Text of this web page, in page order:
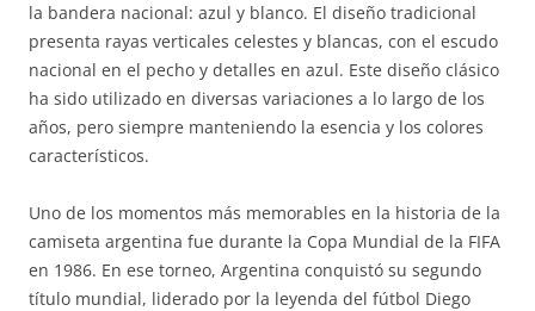
la bandera nacional: azul y blanco. El diseño tradicional
presenta rayas verticales celestes y blancas, con el escudo
nacional en el pecho y detalles en azul. Este diseño clásico
ha sido utilizado en diversas variaciones a lo largo de los
años, pero siempre manteniendo la esencia y los colores
característicos.
Uno de los momentos más memorables en la historia de la
camiseta argentina fue durante la Copa Mundial de la FIFA
en 1986. En ese torneo, Argentina conquistó su segundo
título mundial, liderado por la leyenda del fútbol Diego